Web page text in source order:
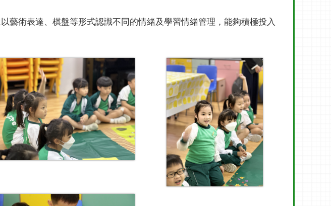
藝術表達、棋盤等形式認識不同的情緒及學習情緒管理，能夠積極投入